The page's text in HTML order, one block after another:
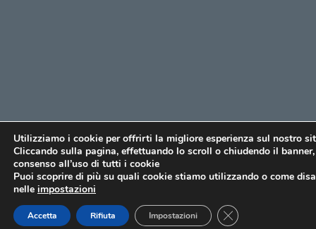
Utilizziamo i cookie per offrirti la migliore esperienza sul nostro
Cliccando sulla pagina, effettuando lo scroll o chiudendo il
consenso all’uso di tutti i cookie
Puoi scoprire di più su quali cookie stiamo utilizzando o come
nelle impostazioni
Accetta Rifiuta Impostazioni CLOSE GDPR